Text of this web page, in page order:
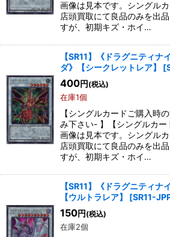
画像は見本です。シングル
店頭買取にて良品のみを出
すが、初期キズ・ホイ…
【SR11】《ドラグニティナ
ダ》【シークレットレア】
[
400円 (税込)
在庫1個
【シングルカードご購入時
み下さい- 】【シングルカー
画像は見本です。シングル
店頭買取にて良品のみを出
すが、初期キズ・ホイ…
【SR11】《ドラグニティナ
【ウルトラレア】
[SR11-
150円 (税込)
在庫2個